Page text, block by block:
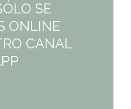
SE
ONLINE
CANAL